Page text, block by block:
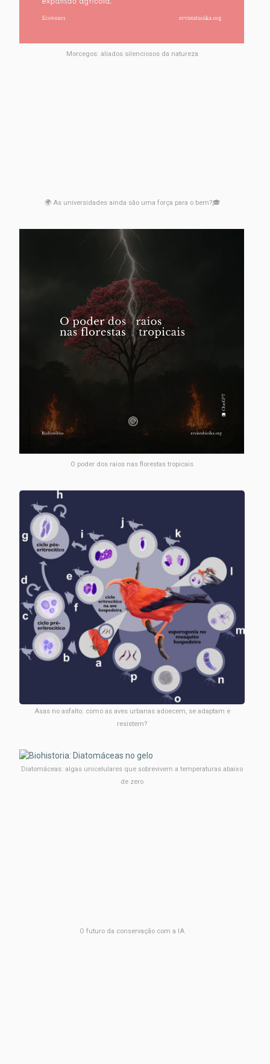
Morcegos: aliados silenciosos da natureza
🌍 As universidades ainda são uma força para o bem?🎓
O poder dos raios nas florestas tropicais
Asas no asfalto: como as aves urbanas adoecem, se adaptam e
resistem?
Diatomáceas: algas unicelulares que sobrevivem a temperaturas abaixo
de zero
O futuro da conservação com a IA